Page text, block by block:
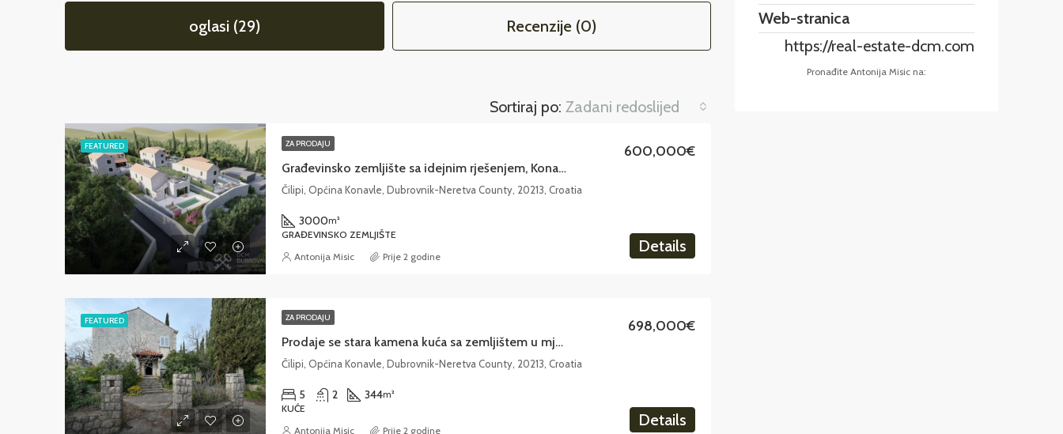
oglasi (29) Recenzije (0)
Sortiraj po: Zadani redoslijed
FEATURED ZA PRODAJU
Građevinsko zemljište sa idejnim rješenjem, Konavle
600,000€
Čilipi, Općina Konavle, Dubrovnik-Neretva County, 20213, Croatia
3000m²
GRAĐEVINSKO ZEMLJIŠTE
Details
Antonija Misic Prije 2 godine
FEATURED ZA PRODAJU
Prodaje se stara kamena kuća sa zemljištem u mjestu Čilipi
698,000€
Čilipi, Općina Konavle, Dubrovnik-Neretva County, 20213, Croatia
5 2 344m²
KUĆE
Details
Antonija Misic Prije 2 godine
Web-stranica
https://real-estate-dcm.com
Pronađite Antonija Misic na: